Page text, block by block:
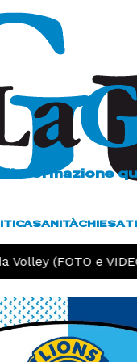
L'informazione
SANITÀCHIESA
(FOTO e VIDEO)